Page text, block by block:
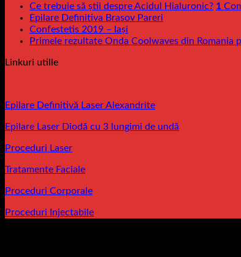
Ce trebuie să știi despre Acidul Hialuronic? 1
Epilare Definitiva Brasov Pareri
Confestetis 2019 – Iași
Primele rezultate Onda Coolwaves din Romania
Linkuri utille
Epilare Definitivă Laser Alexandrite
Epilare Laser Diodă cu 3 lungimi de undă
Proceduri Laser
Tratamente Faciale
Proceduri Corporale
Proceduri Injectabile